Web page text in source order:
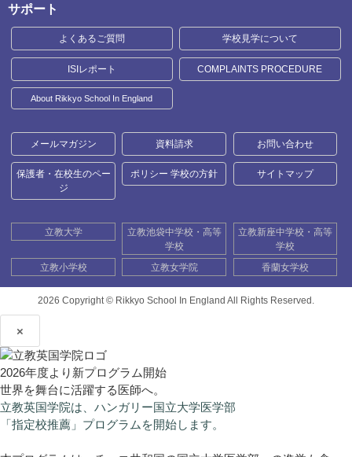
サポート
よくあるご質問 学校見学について
ISIレポート COMPLAINTS PROCEDURE
About Rikkyo School In England
メールマガジン 資料請求 お問い合わせ
保護者・在校生のペー
ジ
ポリシー 学校の方針 サイトマップ
立教大学
立教池袋中学校・高等
学校
立教新座中学校・高等
学校
立教小学校
立教女学院 香蘭女学校
2026 Copyright © Rikkyo School In England All Rights Reserved.
×
2026年度より新プログラム開始
世界を舞台に活躍する医師へ。
立教英国学院は、ハンガリー国立大学医学部
「指定校推薦」プログラムを開始します。